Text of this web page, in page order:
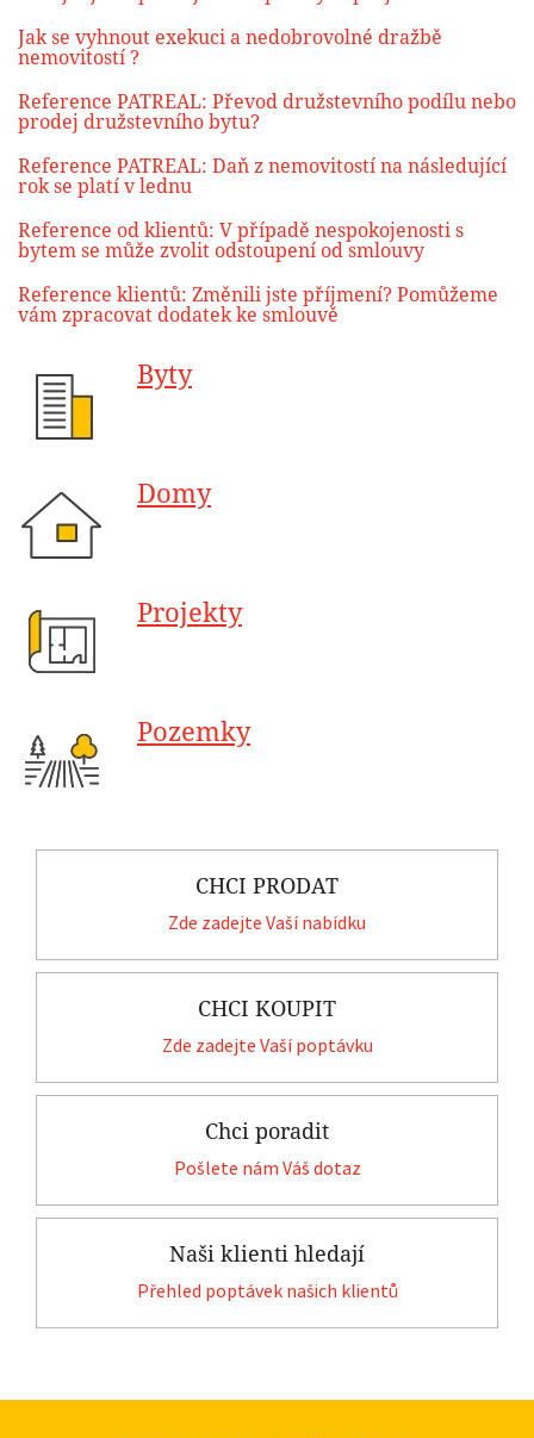
Jak se vyhnout exekuci a nedobrovolné dražbě
nemovitostí ?
Reference PATREAL: Převod družstevního podílu nebo
prodej družstevního bytu?
Reference PATREAL: Daň z nemovitostí na následující
rok se platí v lednu
Reference od klientů: V případě nespokojenosti s
bytem se může zvolit odstoupení od smlouvy
Reference klientů: Změnili jste příjmení? Pomůžeme
vám zpracovat dodatek ke smlouvě
Byty
Domy
Projekty
Pozemky
CHCI PRODAT
Zde zadejte Vaší nabídku
CHCI KOUPIT
Zde zadejte Vaší poptávku
Chci poradit
Pošlete nám Váš dotaz
Naši klienti hledají
Přehled poptávek našich klientů